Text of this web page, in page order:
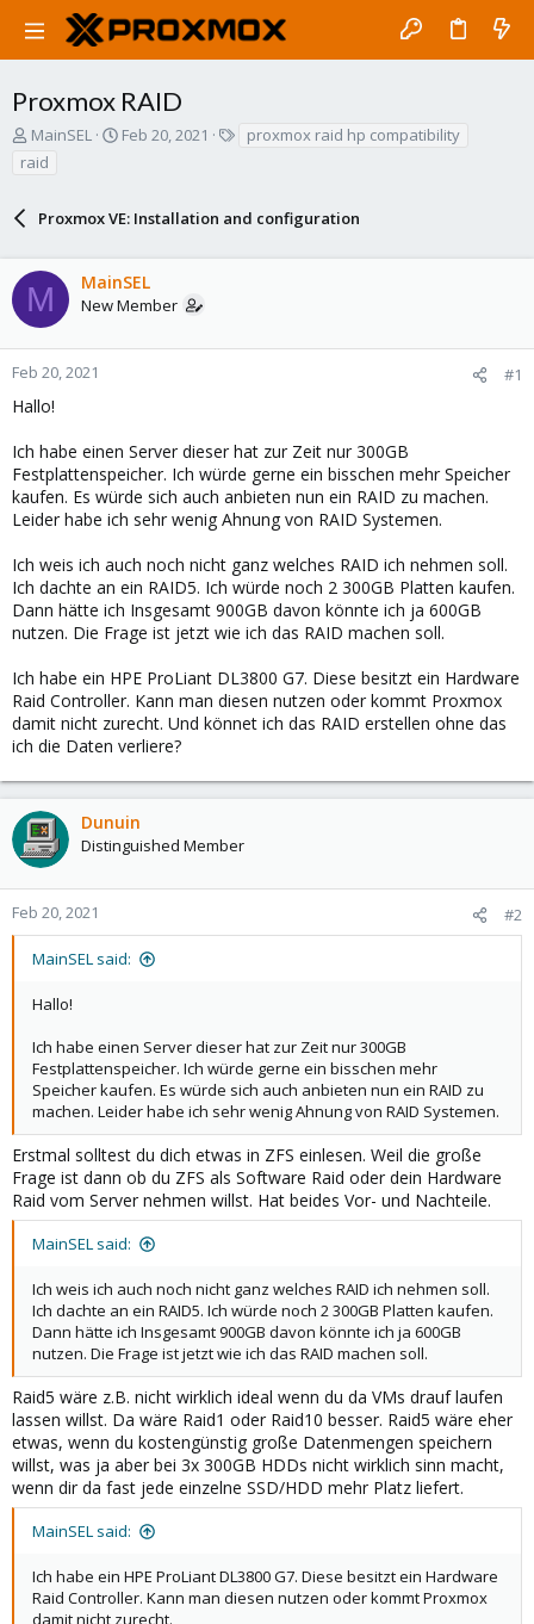
Proxmox RAID
T
h
r
s
t
a
r
t
e
MainSEL
S
t
a
t
e
Feb 20, 2021
proxmox raid hp compatibility
raid
Proxmox VE: Installation and configuration
M MainSEL
New Member
Feb 20, 2021 #1
Hallo!
Ich habe einen Server dieser hat zur Zeit nur 300GB
Festplattenspeicher. Ich würde gerne ein bisschen mehr Speicher
kaufen. Es würde sich auch anbieten nun ein RAID zu machen.
Leider habe ich sehr wenig Ahnung von RAID Systemen.
Ich weis ich auch noch nicht ganz welches RAID ich nehmen soll.
Ich dachte an ein RAID5. Ich würde noch 2 300GB Platten kaufen.
Dann hätte ich Insgesamt 900GB davon könnte ich ja 600GB
nutzen. Die Frage ist jetzt wie ich das RAID machen soll.
Ich habe ein HPE ProLiant DL3800 G7. Diese besitzt ein Hardware
Raid Controller. Kann man diesen nutzen oder kommt Proxmox
damit nicht zurecht. Und könnet ich das RAID erstellen ohne das
ich die Daten verliere?
Dunuin
Distinguished Member
Feb 20, 2021 #2
MainSEL said:
Hallo!
Ich habe einen Server dieser hat zur Zeit nur 300GB
Festplattenspeicher. Ich würde gerne ein bisschen mehr
Speicher kaufen. Es würde sich auch anbieten nun ein RAID zu
machen. Leider habe ich sehr wenig Ahnung von RAID Systemen.
Erstmal solltest du dich etwas in ZFS einlesen. Weil die große
Frage ist dann ob du ZFS als Software Raid oder dein Hardware
Raid vom Server nehmen willst. Hat beides Vor- und Nachteile.
MainSEL said:
Ich weis ich auch noch nicht ganz welches RAID ich nehmen soll.
Ich dachte an ein RAID5. Ich würde noch 2 300GB Platten kaufen.
Dann hätte ich Insgesamt 900GB davon könnte ich ja 600GB
nutzen. Die Frage ist jetzt wie ich das RAID machen soll.
Raid5 wäre z.B. nicht wirklich ideal wenn du da VMs drauf laufen
lassen willst. Da wäre Raid1 oder Raid10 besser. Raid5 wäre eher
etwas, wenn du kostengünstig große Datenmengen speichern
willst, was ja aber bei 3x 300GB HDDs nicht wirklich sinn macht,
wenn dir da fast jede einzelne SSD/HDD mehr Platz liefert.
MainSEL said:
Ich habe ein HPE ProLiant DL3800 G7. Diese besitzt ein Hardware
Raid Controller. Kann man diesen nutzen oder kommt Proxmox
damit nicht zurecht.